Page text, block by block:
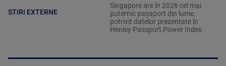
STIRI EXTERNE
Singapore are în 2026 cel mai
puternic pașaport din lume,
potrivit datelor prezentate în
Henley Passport Power Index.